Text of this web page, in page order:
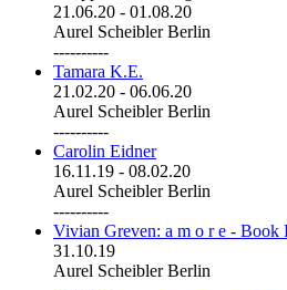
21.06.20 - 01.08.20
Aurel Scheibler Berlin
----------
Tamara K.E.
21.02.20 - 06.06.20
Aurel Scheibler Berlin
----------
Carolin Eidner
16.11.19 - 08.02.20
Aurel Scheibler Berlin
----------
Vivian Greven: a m o r e -
31.10.19
Aurel Scheibler Berlin